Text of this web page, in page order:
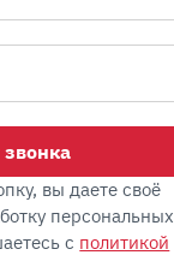
вы даете своё
персональных
с политикой